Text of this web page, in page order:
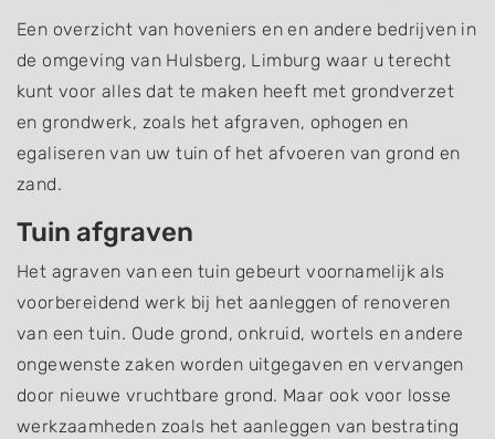
Een overzicht van hoveniers en en andere bedrijven in
de omgeving van Hulsberg, Limburg waar u terecht
kunt voor alles dat te maken heeft met grondverzet
en grondwerk, zoals het afgraven, ophogen en
egaliseren van uw tuin of het afvoeren van grond en
zand.
Tuin afgraven
Het agraven van een tuin gebeurt voornamelijk als
voorbereidend werk bij het aanleggen of renoveren
van een tuin. Oude grond, onkruid, wortels en andere
ongewenste zaken worden uitgegaven en vervangen
door nieuwe vruchtbare grond. Maar ook voor losse
werkzaamheden zoals het aanleggen van bestrating